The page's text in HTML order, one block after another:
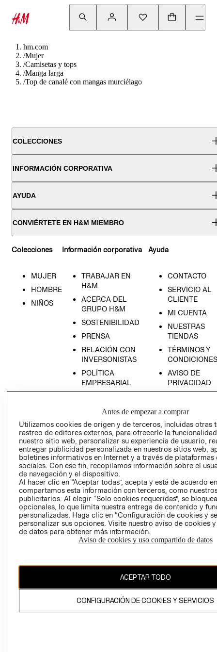
hm.com
/Mujer
/Camisetas y tops
/Manga larga
/Top de canalé con mangas murciélago
COLECCIONES
INFORMACIÓN CORPORATIVA
AYUDA
CONVIÉRTETE EN H&M MIEMBRO
Colecciones
MUJER
HOMBRE
NIÑOS
Información corporativa
TRABAJAR EN
H&M
ACERCA DEL
GRUPO H&M
SOSTENIBILIDAD
PRENSA
RELACIÓN CON
INVERSONISTAS
POLÍTICA
EMPRESARIAL
Ayuda
CONTACTO
SERVICIO AL
CLIENTE
MI CUENTA
NUESTRAS
TIENDAS
TÉRMINOS Y
CONDICIONES
AVISO DE
PRIVACIDAD
AVISO DE
LIBRO DE
Ecuador ($)
CAMBIAR REGIÓN
propiedad de H&M Hennes & Mauritz AB.
Antes de empezar a comprar
Utilizamos cookies de origen y de terceros, incluidas otras
rastreo de editores externos, para ofrecerle la
nuestro sitio web, personalizar su experiencia de usuario,
entregar publicidad personalizada en nuestros sitios web,
boletines informativos en Internet y a través de plataformas
sociales. Con ese fin, recopilamos información sobre el
de navegación y el dispositivo.
Al hacer clic en “Aceptar todas”, acepta y está de acuerdo
compartamos esta información con terceros, como
publicitarios. Al elegir “Solo cookies requeridas”, se
opcionales, lo que limita nuestra entrega de contenido y
personalizadas. Haga clic en “Configuración de cookies y
personalizar sus opciones. Visite nuestro aviso de cookies
de datos para obtener más información.
Aviso de cookies y uso compartido de datos
ACEPTAR TODO
CONFIGURACIÓN DE COOKIES Y SERVICIOS